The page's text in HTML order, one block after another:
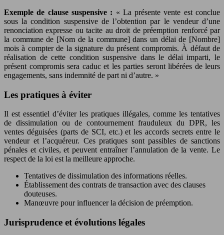
Exemple de clause suspensive : « La présente vente est conclue
sous la condition suspensive de l’obtention par le vendeur d’une
renonciation expresse ou tacite au droit de préemption renforcé par
la commune de [Nom de la commune] dans un délai de [Nombre]
mois à compter de la signature du présent compromis. À défaut de
réalisation de cette condition suspensive dans le délai imparti, le
présent compromis sera caduc et les parties seront libérées de leurs
engagements, sans indemnité de part ni d’autre. »
Les pratiques à éviter
Il est essentiel d’éviter les pratiques illégales, comme les tentatives
de dissimulation ou de contournement frauduleux du DPR, les
ventes déguisées (parts de SCI, etc.) et les accords secrets entre le
vendeur et l’acquéreur. Ces pratiques sont passibles de sanctions
pénales et civiles, et peuvent entraîner l’annulation de la vente. Le
respect de la loi est la meilleure approche.
Tentatives de dissimulation des informations réelles.
Établissement des contrats de transaction avec des clauses
douteuses.
Manœuvre pour influencer la décision de préemption.
Jurisprudence et évolutions légales